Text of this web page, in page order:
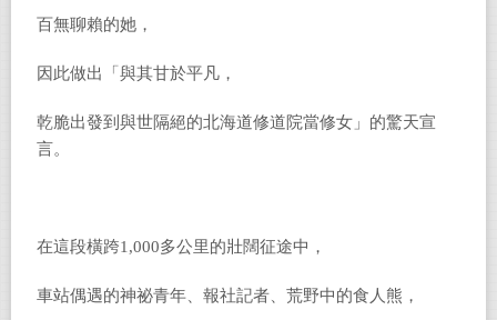
百無聊賴的她，
因此做出「與其甘於平凡，
乾脆出發到與世隔絕的北海道修道院當修女」的驚天宣
言。
在這段橫跨1,000多公里的壯闊征途中，
車站偶遇的神祕青年、報社記者、荒野中的食人熊，